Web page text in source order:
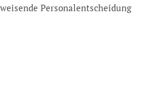
Personalentscheidung